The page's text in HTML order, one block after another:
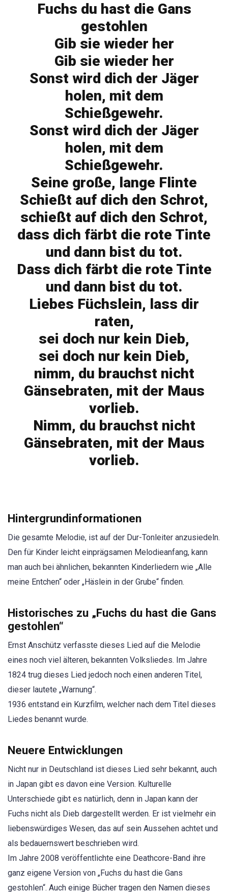
Fuchs du hast die Gans
gestohlen
Gib sie wieder her
Gib sie wieder her
Sonst wird dich der Jäger
holen, mit dem
Schießgewehr.
Sonst wird dich der Jäger
holen, mit dem
Schießgewehr.
Seine große, lange Flinte
Schießt auf dich den Schrot,
schießt auf dich den Schrot,
dass dich färbt die rote Tinte
und dann bist du tot.
Dass dich färbt die rote Tinte
und dann bist du tot.
Liebes Füchslein, lass dir
raten,
sei doch nur kein Dieb,
sei doch nur kein Dieb,
nimm, du brauchst nicht
Gänsebraten, mit der Maus
vorlieb.
Nimm, du brauchst nicht
Gänsebraten, mit der Maus
vorlieb.
Hintergrundinformationen
Die gesamte Melodie, ist auf der Dur-Tonleiter anzusiedeln.
Den für Kinder leicht einprägsamen Melodieanfang, kann
man auch bei ähnlichen, bekannten Kinderliedern wie „Alle
meine Entchen“ oder „Häslein in der Grube“ finden.
Historisches zu „Fuchs du hast die Gans
gestohlen“
Ernst Anschütz verfasste dieses Lied auf die Melodie
eines noch viel älteren, bekannten Volksliedes. Im Jahre
1824 trug dieses Lied jedoch noch einen anderen Titel,
dieser lautete „Warnung“.
1936 entstand ein Kurzfilm, welcher nach dem Titel dieses
Liedes benannt wurde.
Neuere Entwicklungen
Nicht nur in Deutschland ist dieses Lied sehr bekannt, auch
in Japan gibt es davon eine Version. Kulturelle
Unterschiede gibt es natürlich, denn in Japan kann der
Fuchs nicht als Dieb dargestellt werden. Er ist vielmehr ein
liebenswürdiges Wesen, das auf sein Aussehen achtet und
als bedauernswert beschrieben wird.
Im Jahre 2008 veröffentlichte eine Deathcore-Band ihre
ganz eigene Version von „Fuchs du hast die Gans
gestohlen“. Auch einige Bücher tragen den Namen dieses